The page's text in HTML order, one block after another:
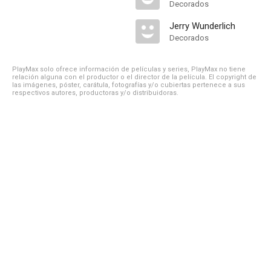
Decorados
Jerry Wunderlich
Decorados
PlayMax solo ofrece información de películas y series, PlayMax no tiene
relación alguna con el productor o el director de la película. El copyright de
las imágenes, póster, carátula, fotografías y/o cubiertas pertenece a sus
respectivos autores, productoras y/o distribuidoras.